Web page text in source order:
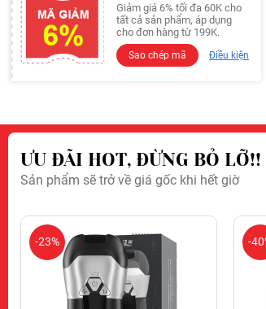
Giảm giá 6% tối đa 60K cho
tất cả sản phẩm, áp dụng
cho đơn hàng từ 199K.
Sao chép mã Điều kiện
ƯU ĐÃI HOT, ĐỪNG BỎ LỠ!!
Sản phẩm sẽ trở về giá gốc khi hết giờ
-23% -